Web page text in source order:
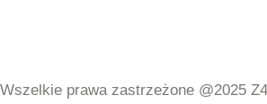
Wszelkie prawa zastrzeżone @2025